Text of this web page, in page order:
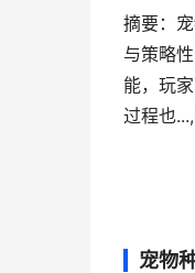
摘要：
与策略
能，玩
过程也
宠物